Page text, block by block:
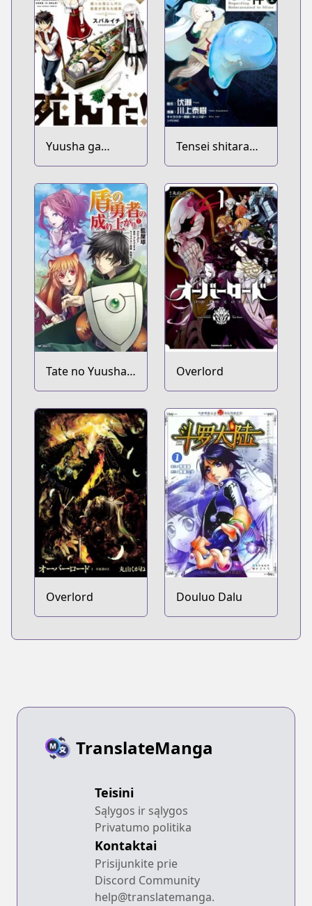
Yuusha ga
Shinda!:
Murabito no Ore
ga Hotta
Otoshiana ni
Yuusha ga
Ochita Kekka.
Tensei shitara
Slime Datta Ken
Tate no Yuusha
no Nariagari
Overlord
Overlord Douluo Dalu
TranslateManga
Teisini
Sąlygos ir sąlygos
Privatumo politika
Kontaktai
Prisijunkite prie
Discord Community
help@translatemanga.